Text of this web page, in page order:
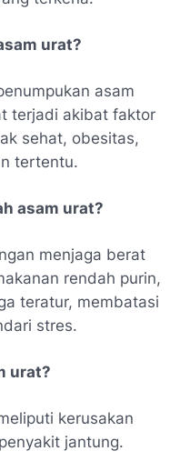
urat?
asam
terjadi akibat faktor
sehat, obesitas,
tertentu.
asam urat?
menjaga berat
rendah purin,
teratur, membatasi
stres.
urat?
kerusakan
jantung.